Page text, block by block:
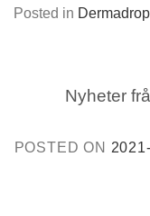
Posted in Dermadrop
Nyheter
POSTED ON